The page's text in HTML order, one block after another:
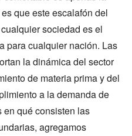
que este escalafón del
sociedad es el
para cualquier nación. Las
la dinámica del sector
de materia prima y del
a la demanda de
en qué consisten las
agregamos